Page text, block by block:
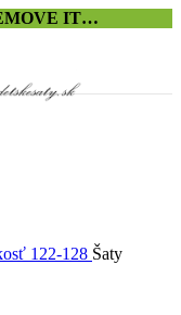
IT…
122-128 Šaty